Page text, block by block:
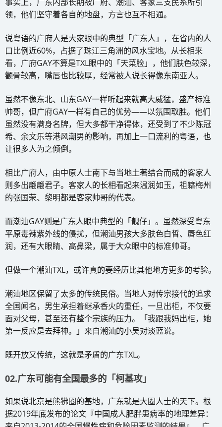
领，他们坚守着各自的地盘，方言也互不相通。
说粤语的广府人是大家眼中的典型「广东人」，在省内的人
口比例近60%，占据了珠江三角洲的风水宝地。从长相来
看，广府GAY不算是TXL眼中的「天菜脸」，他们肤色较深，
颧骨较高，嘴唇也比较厚，经常被人说长得像东南亚人。
虽然不像东北、山东GAY一样听起来就高大威猛，盛产标准
帅哥，但广府GAY一样有自己的优势——以氛围取胜。他们
虽然没有满身名牌，但大多都干净得体，还受到了不少陈冠
希、余文乐等港风潮男的影响，再加上一口流利的粤语，也
让很多人为之倾倒。
相比广府人，由中原人士南下与当地土著结合而成的客家人
则多出翩翩君子。客家人的长相看起来温润如玉，祖籍梅州
的张国荣、黎明都是客家帅哥的代表。
而潮汕GAY则是广东人眼中典型的「靓仔」。虽然深受粤东
平原毒辣紫外线的侵扰，但潮汕男孩大多肤色白皙、唇色红
润，还有大眼睛、高鼻梁，属于大众眼中的标准帅哥。
但做一个潮汕TXL，或许真的要经历比其他地方更多的考验。
潮汕地区保留了太多的传统民俗。当地人对传宗接代的追求
全国闻名，男生承担着继承香火的重任，一旦出柜，不仅要
面对父母，甚至还有整个宗族的压力。「我跟我妈出柜，她
第一反应是去拜神。」来自潮汕的小吴对淡蓝说。
既开放又传统，这就是矛盾的广东TXL。
02.广东可能有全国最多的「柯基攻」
如果说北京是熊狒圈的基地，广东就是大圈人士的天下。根
据2019年底发布的论文『中国成人肥胖患病率的地理差异：